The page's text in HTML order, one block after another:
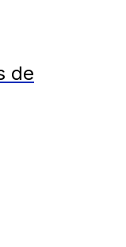
de